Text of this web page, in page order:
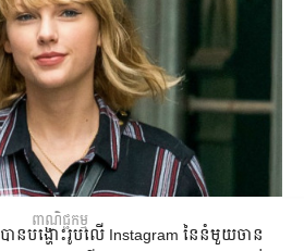
ពាណិជ្ជកម្ម
ន​បង្ហោះ​រូប​លើ​ Instagram នៃ​នំ​មួយ​ចាន​